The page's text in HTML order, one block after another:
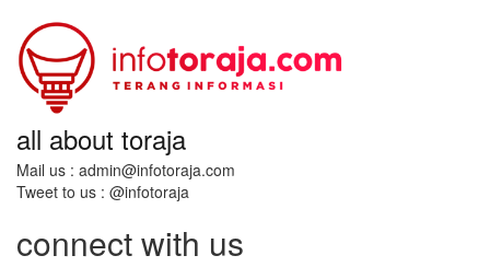
all about toraja
Mail us : admin@infotoraja.com
Tweet to us : @infotoraja
connect with us